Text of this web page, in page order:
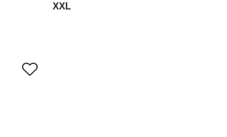
XXL